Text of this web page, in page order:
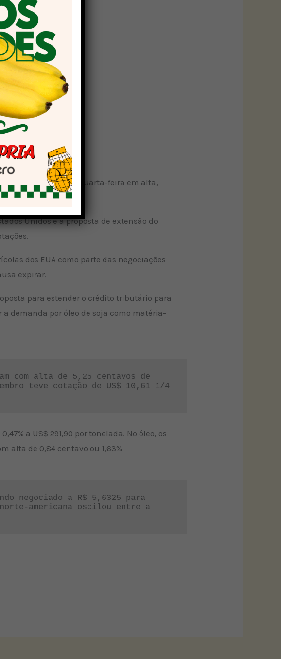
(CBOT) fecharam a quarta-feira em alta,
Unidos e a proposta de extensão do
dos EUA como parte das negociações
expirar.
para estender o crédito tributário para
a demanda por óleo de soja como matéria-
com alta de 5,25 centavos de
teve cotação de US$ 10,61 1/4
a US$ 291,90 por tonelada. No óleo, os
alta de 0,84 centavo ou 1,63%.
negociado a R$ 5,6325 para
americana oscilou entre a